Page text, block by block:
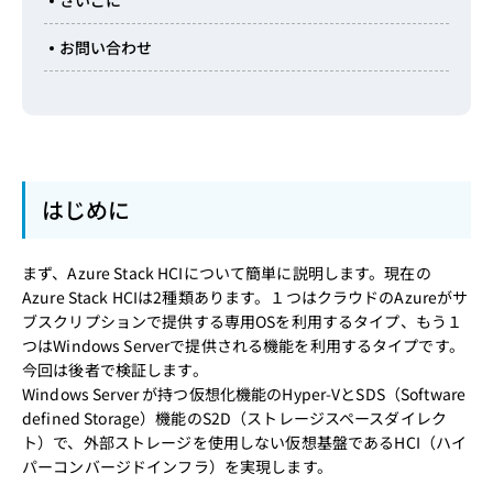
お問い合わせ
はじめに
まず、Azure Stack HCIについて簡単に説明します。現在の
Azure Stack HCIは2種類あります。１つはクラウドのAzureがサ
ブスクリプションで提供する専用OSを利用するタイプ、もう１
つはWindows Serverで提供される機能を利用するタイプです。
今回は後者で検証します。
Windows Server が持つ仮想化機能のHyper-VとSDS（Software
defined Storage）機能のS2D（ストレージスペースダイレク
ト）で、外部ストレージを使用しない仮想基盤であるHCI（ハイ
パーコンバージドインフラ）を実現します。